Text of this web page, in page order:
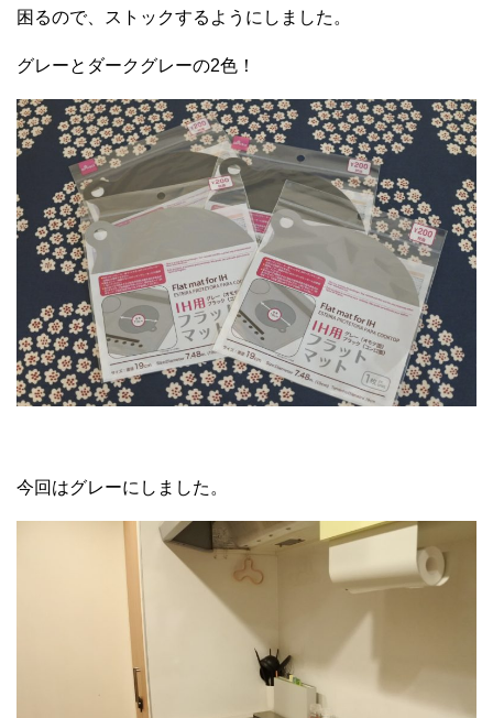
困るので、ストックするようにしました。
グレーとダークグレーの2色！
今回はグレーにしました。